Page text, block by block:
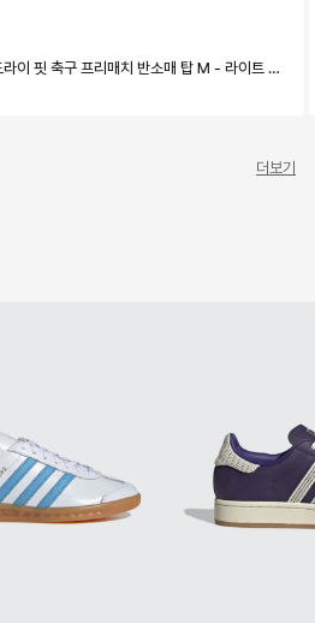
이 핏 축구 프리매치 반소매 탑 M - 라이트 멘
리아 / IH1662-369
더보기